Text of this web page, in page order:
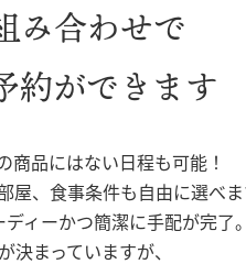
み合わせで
約ができます
商品にはない日程も可能！
屋、食事条件も自由に選べま
ィーかつ簡潔に手配が完了。
決まっていますが、